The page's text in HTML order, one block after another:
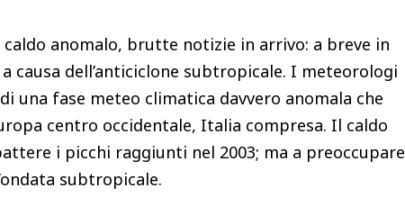
anomalo, brutte notizie in arrivo: a breve in
causa dell’anticiclone subtropicale. I meteorologi
una fase meteo climatica davvero anomala che
centro occidentale, Italia compresa. Il caldo
i picchi raggiunti nel 2003; ma a preoccupare
subtropicale.